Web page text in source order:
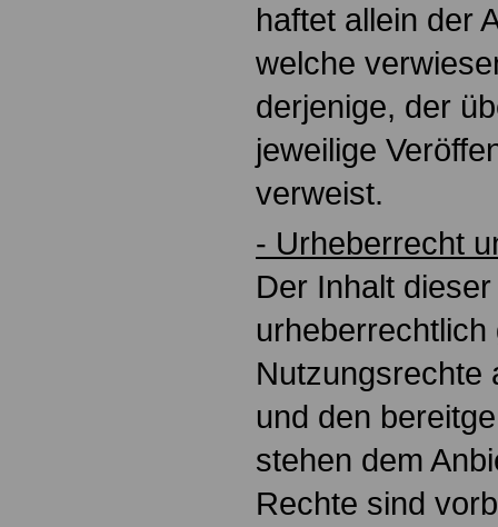
haftet allein der
welche
derjenige, der
jeweilige
verweist.
- Urheberrecht
Der Inhalt
Nutzungsrechte
und den
stehen dem
Rechte sind